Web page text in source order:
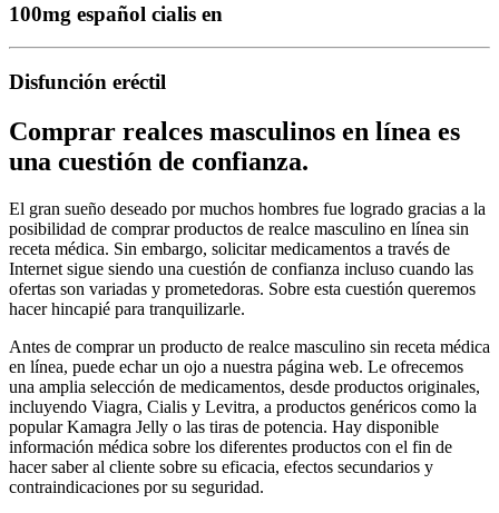
100mg español cialis en
Disfunción eréctil
Comprar realces masculinos en línea es
una cuestión de confianza.
El gran sueño deseado por muchos hombres fue logrado gracias a la
posibilidad de comprar productos de realce masculino en línea sin
receta médica. Sin embargo, solicitar medicamentos a través de
Internet sigue siendo una cuestión de confianza incluso cuando las
ofertas son variadas y prometedoras. Sobre esta cuestión queremos
hacer hincapié para tranquilizarle.
Antes de comprar un producto de realce masculino sin receta médica
en línea, puede echar un ojo a nuestra página web. Le ofrecemos
una amplia selección de medicamentos, desde productos originales,
incluyendo Viagra, Cialis y Levitra, a productos genéricos como la
popular Kamagra Jelly o las tiras de potencia. Hay disponible
información médica sobre los diferentes productos con el fin de
hacer saber al cliente sobre su eficacia, efectos secundarios y
contraindicaciones por su seguridad.